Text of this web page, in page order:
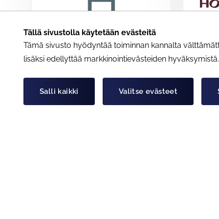
Tällä sivustolla käytetään evästeitä
Tämä sivusto hyödyntää toiminnan kannalta
lisäksi edellyttää markkinointievästeiden hyväksymistä.
Salli kaikki Valitse evästeet
Vapaa-aika
Hestia Hotel Group
Hestia Hotel Group tarjoaa majoitusta
etuhintaa -5 - 26 % päivän
Vapaa-